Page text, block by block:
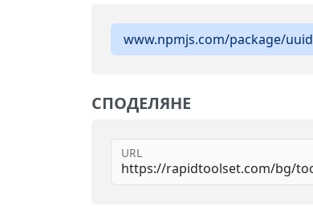
www.npmjs.com/package/uuid
СПОДЕЛЯНЕ
URL